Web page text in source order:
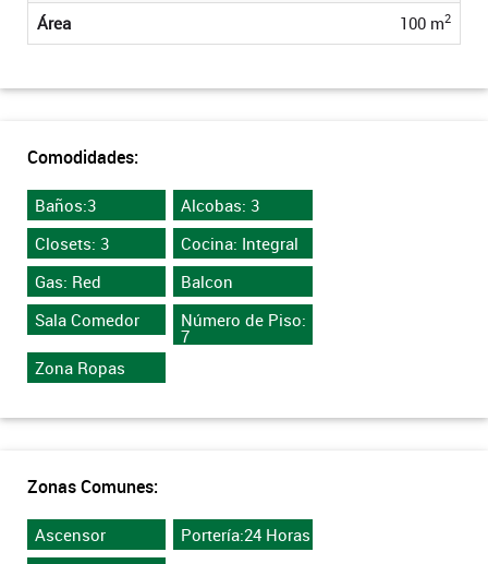
Área
100 m2
Comodidades:
Baños:3
Alcobas: 3
Closets: 3
Cocina: Integral
Gas: Red
Balcon
Sala Comedor
Número de Piso:
7
Zona Ropas
Zonas Comunes:
Ascensor
Portería:24 Horas